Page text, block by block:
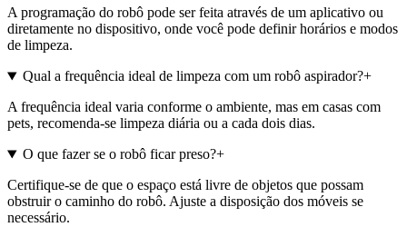
A programação do robô pode ser feita através de um aplicativo ou
diretamente no dispositivo, onde você pode definir horários e modos
de limpeza.
Qual a frequência ideal de limpeza com um robô aspirador?+
A frequência ideal varia conforme o ambiente, mas em casas com
pets, recomenda-se limpeza diária ou a cada dois dias.
O que fazer se o robô ficar preso?+
Certifique-se de que o espaço está livre de objetos que possam
obstruir o caminho do robô. Ajuste a disposição dos móveis se
necessário.